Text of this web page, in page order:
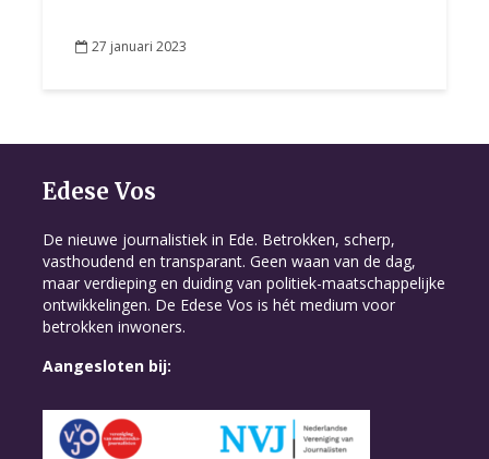
27 januari 2023
Edese Vos
De nieuwe journalistiek in Ede. Betrokken, scherp,
vasthoudend en transparant. Geen waan van de dag,
maar verdieping en duiding van politiek-maatschappelijke
ontwikkelingen. De Edese Vos is hét medium voor
betrokken inwoners.
Aangesloten bij: